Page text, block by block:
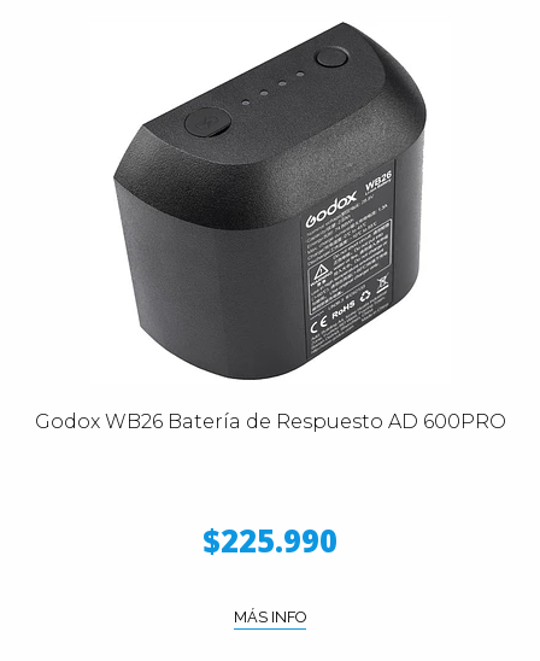
Godox WB26 Batería de Respuesto AD 600PRO
$225.990
MÁS INFO